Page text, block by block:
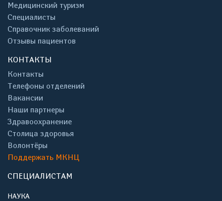
Медицинский туризм
Специалисты
Справочник заболеваний
Отзывы пациентов
КОНТАКТЫ
Контакты
Телефоны отделений
Вакансии
Наши партнеры
Здравоохранение
Столица здоровья
Волонтёры
Поддержать МКНЦ
СПЕЦИАЛИСТАМ
НАУКА